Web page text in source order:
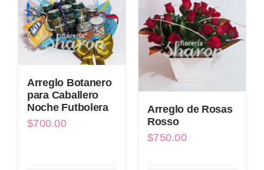
Arreglo Botanero
para Caballero
Noche Futbolera
$700.00
Arreglo de Rosas
Rosso
$750.00